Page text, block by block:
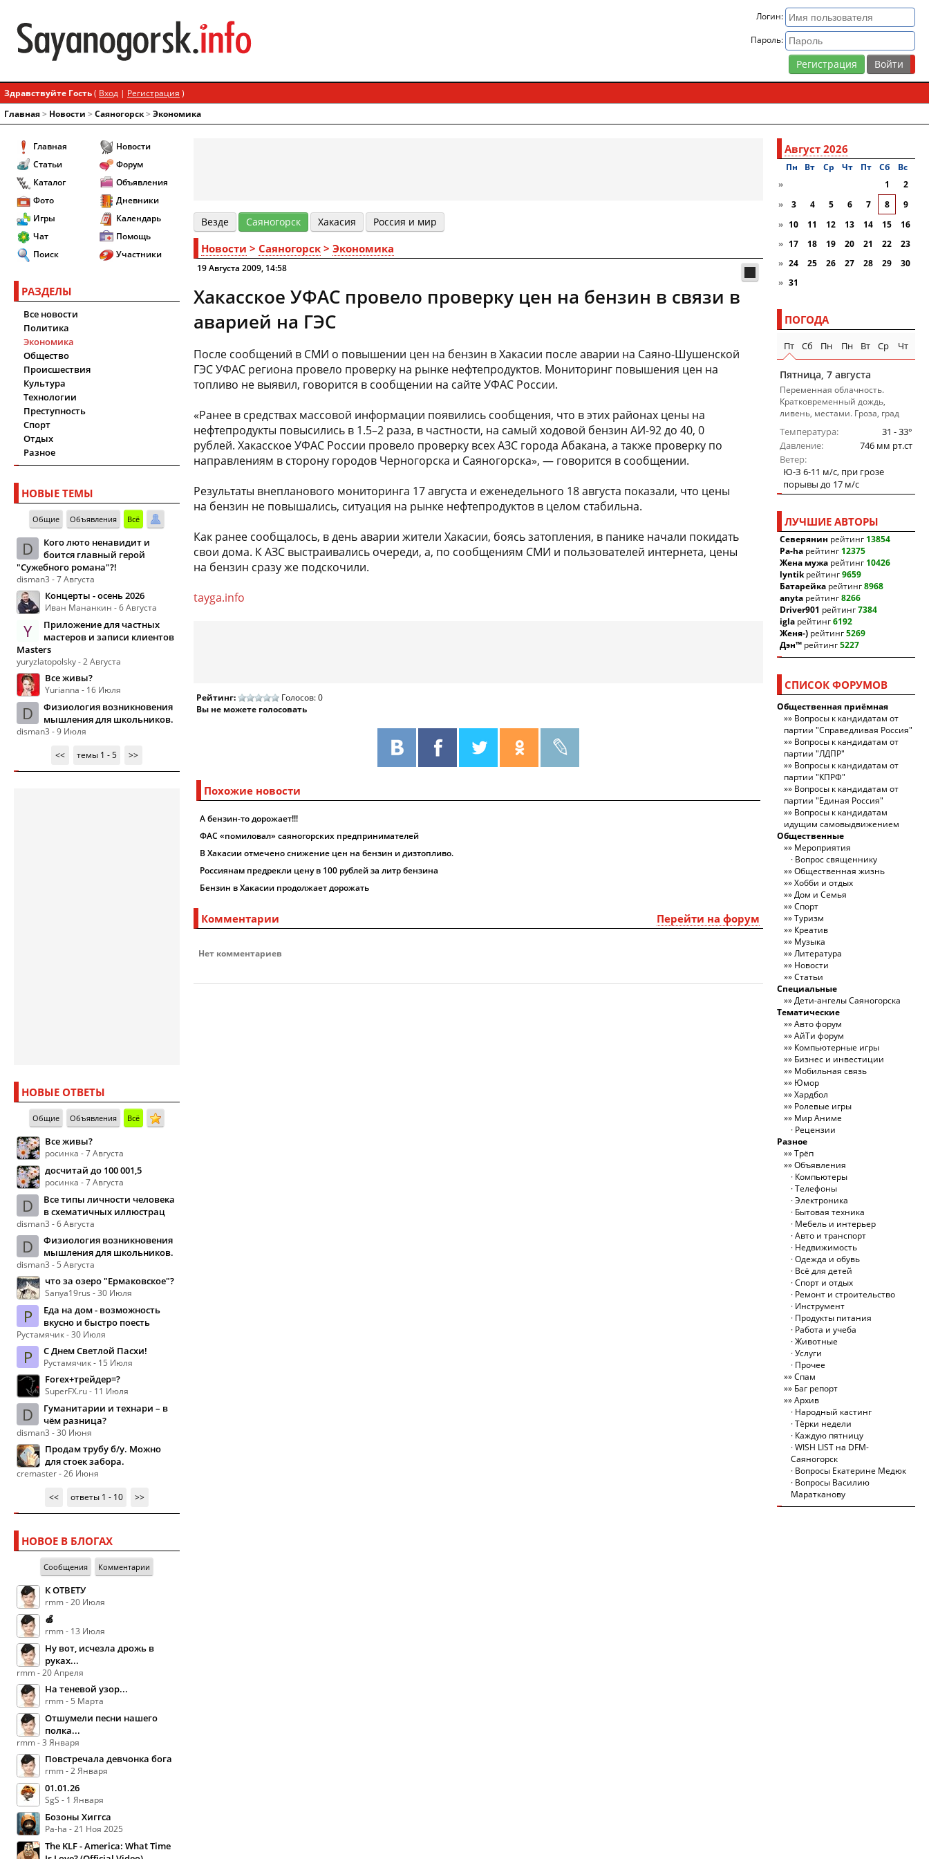
Логин:
Пароль:
Регистрация
Здравствуйте Гость( Вход | Регистрация )
Главная> Новости > Cаяногорск> Экономика
Главная
Статьи
Каталог
Фото
Игры
Чат
Поиск
Новости
Форум
Объявления
Дневники
Календарь
Помощь
Участники
РАЗДЕЛЫ
Все новости
Политика
Экономика
Общество
Происшествия
Культура
Технологии
Преступность
Спорт
Отдых
Разное
НОВЫЕ ТЕМЫ
Общие Объявления Всё
D
Кого люто ненавидит и
боится главный герой
"Сужебного романа"?!
disman3 - 7 Августа
Концерты - осень 2026
Иван Мананкин - 6 Августа
Y
Приложение для частных
мастеров и записи клиентов
Masters
yuryzlatopolsky - 2 Августа
Все живы?
Yurianna - 16 Июля
D
Физиология возникновения
мышления для школьников.
disman3 - 9 Июля
<<
темы 1 - 5 >>
НОВЫЕ ОТВЕТЫ
Общие Объявления Всё
Все живы?
росинка - 7 Августа
досчитай до 100 001,5
росинка - 7 Августа
D
Все типы личности человека
в схематичных иллюстрац
disman3 - 6 Августа
D
Физиология возникновения
мышления для школьников.
disman3 - 5 Августа
что за озеро "Ермаковское"?
Sanya19rus - 30 Июля
Р
Еда на дом - возможность
вкусно и быстро поесть
Рустамячик - 30 Июля
Р С Днем Светлой Пасхи!
Рустамячик - 15 Июля
Forex+трейдер=?
SuperFX.ru - 11 Июля
D
Гуманитарии и технари – в
чём разница?
disman3 - 30 Июня
Продам трубу б/у. Можно
для стоек забора.
cremaster - 26 Июня
<<
ответы 1 - 10 >>
НОВОЕ В БЛОГАХ
Сообщения Комментарии
К ОТВЕТУ
rmm - 20 Июля
🍏
rmm - 13 Июля
Ну вот, исчезла дрожь в
руках...
rmm - 20 Апреля
На теневой узор...
rmm - 5 Марта
Отшумели песни нашего
полка...
rmm - 3 Января
Повстречала девчонка бога
rmm - 2 Января
01.01.26
SgS - 1 Января
Бозоны Хиггса
Pa-ha - 21 Ноя 2025
The KLF - America: What Time
Везде Cаяногорск Хакасия Россия и мир
Новости > Cаяногорск > Экономика
19 Августа 2009, 14:58
Хакасское УФАС провело проверку цен на бензин в связи в
аварией на ГЭС
После сообщений в СМИ о повышении цен на бензин в Хакасии после аварии на Саяно-Шушенской
ГЭС УФАС региона провело проверку на рынке нефтепродуктов. Мониторинг повышения цен на
топливо не выявил, говорится в сообщении на сайте УФАС России.
«Ранее в средствах массовой информации появились сообщения, что в этих районах цены на
нефтепродукты повысились в 1.5–2 раза, в частности, на самый ходовой бензин АИ-92 до 40, 0
рублей. Хакасское УФАС России провело проверку всех АЗС города Абакана, а также проверку по
направлениям в сторону городов Черногорска и Саяногорска», — говорится в сообщении.
Результаты внепланового мониторинга 17 августа и еженедельного 18 августа показали, что цены
на бензин не повышались, ситуация на рынке нефтепродуктов в целом стабильна.
Как ранее сообщалось, в день аварии жители Хакасии, боясь затопления, в панике начали покидать
свои дома. К АЗС выстраивались очереди, а, по сообщениям СМИ и пользователей интернета, цены
на бензин сразу же подскочили.
tayga.info
Рейтинг:
Голосов: 0
Вы не можете голосовать
Похожие новости
А бензин-то дорожает!!!
ФАС «помиловал» саяногорских предпринимателей
В Хакасии отмечено снижение цен на бензин и дизтопливо.
Россиянам предрекли цену в 100 рублей за литр бензина
Бензин в Хакасии продолжает дорожать
Перейти на форум
Комментарии
Нет комментариев
Август 2026
Пн Вт Ср Чт Пт Сб
Вc
»
1
2
»
3 4 5 6 7 8
9
» 10 11 12 13 14 15
16
» 17 18 19 20 21 22
23
» 24 25 26 27 28 29
30
» 31
ПОГОДА
Пт Сб Пн Пн Вт Ср Чт
Пятница, 7 августа
Переменная облачность.
Кратковременный дождь,
ливень, местами. Гроза, град
Температура
31 - 33°
Давление
746 мм рт.ст
Ветер
Ю-З 6-11 м/c, при грозе
порывы до 17 м/c
ЛУЧШИЕ АВТОРЫ
Северянин рейтинг 13854
Pa-ha рейтинг 12375
Жена мужа рейтинг 10426
lyntikрейтинг9659
Батарейка рейтинг8968
anyta рейтинг8266
Driver901 рейтинг7384
igla рейтинг6192
Женя-) рейтинг5269
Дэн™ рейтинг5227
СПИСОК ФОРУМОВ
Общественная приёмная
Вопросы к кандидатам от
партии "Справедливая Россия"
Вопросы к кандидатам от
партии "ЛДПР"
Вопросы к кандидатам от
партии "КПРФ"
Вопросы к кандидатам от
партии "Единая Россия"
Вопросы к кандидатам
идущим самовыдвижением
Общественные
Мероприятия
Вопрос священнику
Общественная жизнь
Хобби и отдых
Дом и Семья
Спорт
Туризм
Креатив
Музыка
Литература
Новости
Статьи
Специальные
Дети-ангелы Саяногорска
Тематические
Авто форум
АйТи форум
Компьютерные игры
Бизнес и инвестиции
Мобильная связь
Юмор
Хардбол
Ролевые игры
Мир Аниме
Рецензии
Разное
Трёп
Объявления
Компьютеры
Телефоны
Электроника
Бытовая техника
Мебель и интерьер
Авто и транспорт
Недвижимость
Одежда и обувь
Всё для детей
Спорт и отдых
Ремонт и строительство
Инструмент
Продукты питания
Работа и учеба
Животные
Услуги
Прочее
Спам
Баг репорт
Архив
Народный кастинг
Тёрки недели
Каждую пятницу
WISH LIST на DFM-
Саяногорск
Вопросы Екатерине Медюк
Вопросы Василию
Маратканову